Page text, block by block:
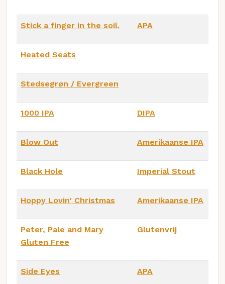
Stick a finger in the soil. APA
Heated Seats
Stedsegrøn / Evergreen
1000 IPA DIPA
Blow Out Amerikaanse IPA
Black Hole Imperial Stout
Hoppy Lovin' Christmas Amerikaanse IPA
Peter, Pale and Mary
Gluten Free
Glutenvrij
Side Eyes APA